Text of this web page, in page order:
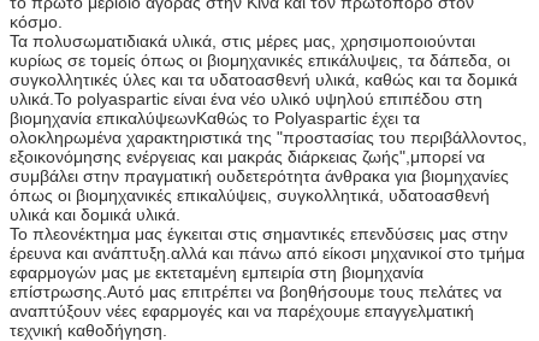
κόσμο.
Τα πολυσωματιδιακά υλικά, στις μέρες μας, χρησιμοποιούνται
κυρίως σε τομείς όπως οι βιομηχανικές επικάλυψεις, τα δάπεδα, οι
συγκολλητικές ύλες και τα υδατοασθενή υλικά, καθώς και τα δομικά
υλικά.Το polyaspartic είναι ένα νέο υλικό υψηλού επιπέδου στη
βιομηχανία επικαλύψεωνΚαθώς το Polyaspartic έχει τα
ολοκληρωμένα χαρακτηριστικά της "προστασίας του περιβάλλοντος,
εξοικονόμησης ενέργειας και μακράς διάρκειας ζωής",μπορεί να
συμβάλει στην πραγματική ουδετερότητα άνθρακα για βιομηχανίες
όπως οι βιομηχανικές επικαλύψεις, συγκολλητικά, υδατοασθενή
υλικά και δομικά υλικά.
Το πλεονέκτημα μας έγκειται στις σημαντικές επενδύσεις μας στην
έρευνα και ανάπτυξη.αλλά και πάνω από είκοσι μηχανικοί στο τμήμα
εφαρμογών μας με εκτεταμένη εμπειρία στη βιομηχανία
επίστρωσης.Αυτό μας επιτρέπει να βοηθήσουμε τους πελάτες να
αναπτύξουν νέες εφαρμογές και να παρέχουμε επαγγελματική
τεχνική καθοδήγηση.